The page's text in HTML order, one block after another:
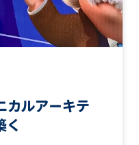
カルアーキテ
く